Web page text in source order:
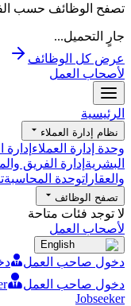
تصفح الوظائف حسب
جارٍ التحميل...
عرض كل الوظائف
لأصحاب العمل
الرئيسية
نظام إدارة العملاء
وحدة إدارة العملاء إدارة
البشرية إدارة الفريق
والعقاراتوحدة المحاسبة
تصفح الوظائف
لا توجد فئات متاحة
لأصحاب العمل
English
دخول صاحب العمل
دخول صاحب العمل
Jobseeker